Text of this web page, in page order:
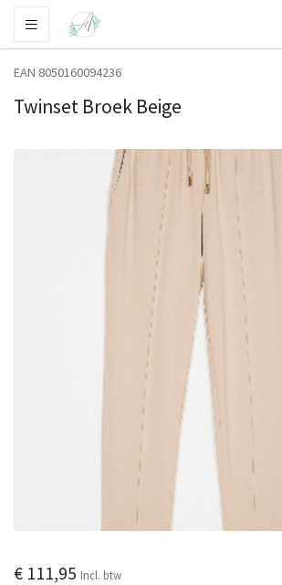
EAN 8050160094236
Twinset Broek Beige
€ 111,95 Incl. btw